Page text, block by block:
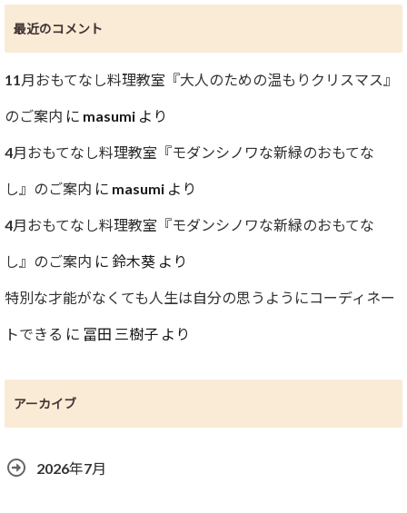
最近のコメント
11月おもてなし料理教室『大人のための温もりクリスマス』
のご案内 に masumi より
4月おもてなし料理教室『モダンシノワな新緑のおもてな
し』のご案内 に masumi より
4月おもてなし料理教室『モダンシノワな新緑のおもてな
し』のご案内 に 鈴木葵 より
特別な才能がなくても人生は自分の思うようにコーディネー
トできる に 冨田 三樹子 より
アーカイブ
2026年7月